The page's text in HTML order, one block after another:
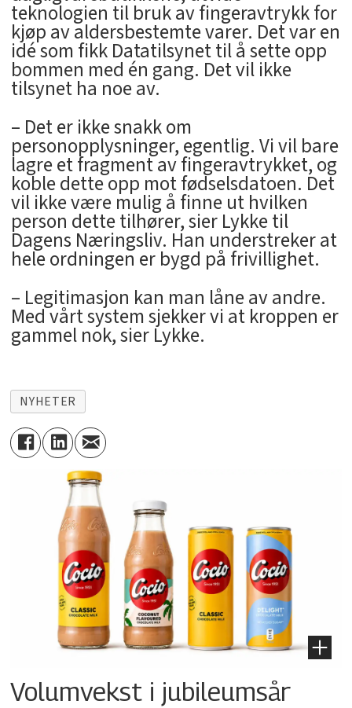
teknologien til bruk av fingeravtrykk for
kjøp av aldersbestemte varer. Det var en
idé som fikk Datatilsynet til å sette opp
bommen med én gang. Det vil ikke
tilsynet ha noe av.
– Det er ikke snakk om
personopplysninger, egentlig. Vi vil bare
lagre et fragment av fingeravtrykket, og
koble dette opp mot fødselsdatoen. Det
vil ikke være mulig å finne ut hvilken
person dette tilhører, sier Lykke til
Dagens Næringsliv. Han understreker at
hele ordningen er bygd på frivillighet.
– Legitimasjon kan man låne av andre.
Med vårt system sjekker vi at kroppen er
gammel nok, sier Lykke.
NYHETER
Volumvekst i jubileumsår